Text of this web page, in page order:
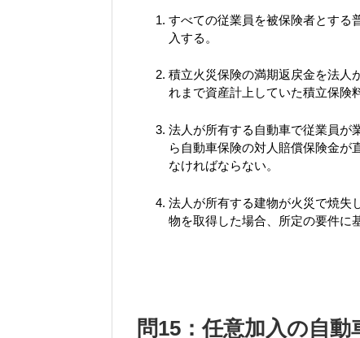
すべての従業員を被保険者とする
入する。
積立火災保険の満期返戻金を法人
れまで資産計上していた積立保険
法人が所有する自動車で従業員が
ら自動車保険の対人賠償保険金が
なければならない。
法人が所有する建物が火災で焼失
物を取得した場合、所定の要件に
問15：任意加入の自動